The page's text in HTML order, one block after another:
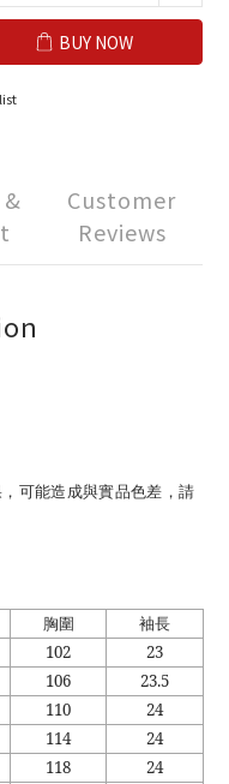
BUY NOW
Customer
Reviews
可能造成與實品色差，請
胸圍
袖長
102
23
106
23.5
110
24
114
24
118
24